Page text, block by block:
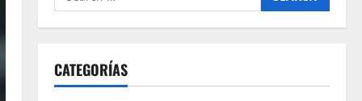
for:
CATEGORÍAS